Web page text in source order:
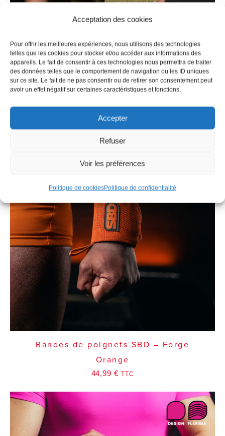
Acceptation des cookies
Pour offrir les meilleures expériences, nous utilisons des technologies
telles que les cookies pour stocker et/ou accéder aux informations des
appareils. Le fait de consentir à ces technologies nous permettra de traiter
des données telles que le comportement de navigation ou les ID uniques
sur ce site. Le fait de ne pas consentir ou de retirer son consentement peut
avoir un effet négatif sur certaines caractéristiques et fonctions.
Accepter
Refuser
Voir les préférences
Politique de cookiesPolitique de confidentialité
Bandes de poignets SBD – RESOLVE
44,99€ TTC
Bandes de poignets SBD – Forge
Orange
44,99 € TTC